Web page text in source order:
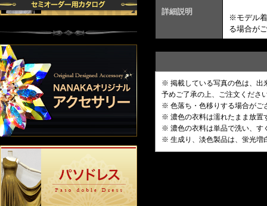
詳細説明
※モデル
る場合が
※ 掲載している写真の色は、出
予めご了承の上、ご注文くださ
※ 色落ち・色移りする場合がご
※ 濃色の衣料は濡れたまま放置
※ 濃色の衣料は単品で洗い、す
※ 生成り、淡色製品は、蛍光増